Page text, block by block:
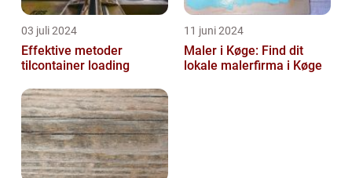
03 juli 2024
Effektive metoder
tilcontainer loading
11 juni 2024
Maler i Køge: Find dit
lokale malerfirma i Køge